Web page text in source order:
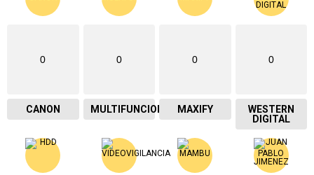
0
CANON
0
MULTIFUNCIONAL
0
MAXIFY
0
WESTERN
DIGITAL